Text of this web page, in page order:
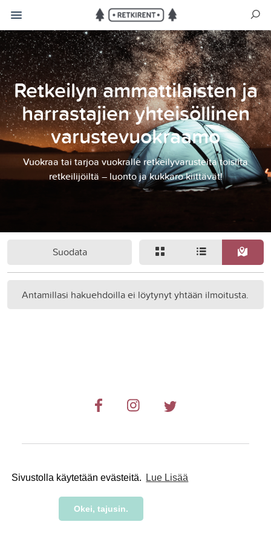
Sivustolla käytetään evästeitä. Lue Lisää
Okei, tajusin.
Retkeilyn ammattilaisten ja
harrastajien yhteisöllinen
varustevuokraamo
Vuokraa tai tarjoa vuokralle retkeilyvarusteita toisilta
retkeilijöiltä – luonto ja kukkaro kiittävät!
Suodata
Antamillasi hakuehdoilla ei löytynyt yhtään ilmoitusta.